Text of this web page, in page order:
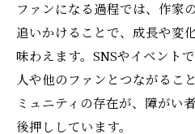
ファンになる過程では、作家
追いかけることで、成長や変
味わえます。SNSやイベント
人や他のファンとつながるこ
ミュニティの存在が、障がい
後押ししています。